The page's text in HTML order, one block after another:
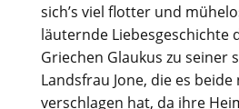
sich’s viel flotter und
läuternde Liebesgeschichte
Griechen Glaukus zu seiner
Landsfrau Jone, die es
verschlagen hat, da ihre